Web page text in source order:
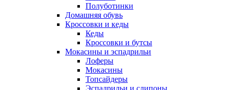
Полуботинки
Домашняя обувь
Кроссовки и кеды
Кеды
Кроссовки и бутсы
Мокасины и эспадрильи
Лоферы
Мокасины
Топсайдеры
Эспадрильи и слипоны